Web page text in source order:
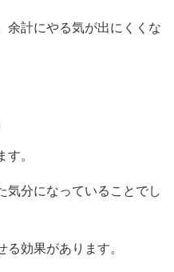
余計にやる気が出にくくな
。
気分になっていることでし
効果があります。